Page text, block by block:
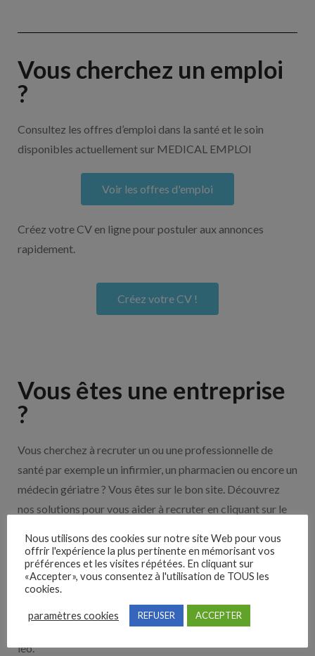
Vous cherchez un emploi
?
Consultez les offres d’emploi dans la santé et le soin
disponibles actuellement sur MEDICAL EMPLOI
Voir les offres d'emploi
Créez votre CV en ligne pour postuler aux annonces
rapidement.
Créez votre CV !
Vous êtes une entreprise
?
Vous cherchez à recruter un ou une professionnelle de
santé par exemple un infirmier, un pharmacien ou encore un
médecin gériatre ? Vous êtes sur le bon site. Découvrez
nos solutions pour vous aider à recruter en cliquant sur le
Nos solutions entreprises
Lorem ipsum dolor sit amet, consectetur adipiscing elit. Ut
elit tellus, luctus nec ullamcorper mattis, pulvinar dapibus
leo.
Nous utilisons des cookies sur notre site Web pour vous
offrir l'expérience la plus pertinente en mémorisant vos
préférences et les visites répétées. En cliquant sur
«Accepter», vous consentez à l'utilisation de TOUS les
cookies.
paramètres cookies REFUSER ACCEPTER